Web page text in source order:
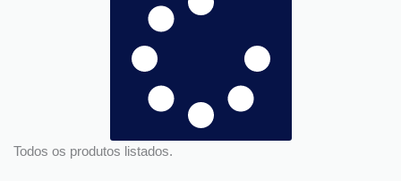
Todos os produtos listados.